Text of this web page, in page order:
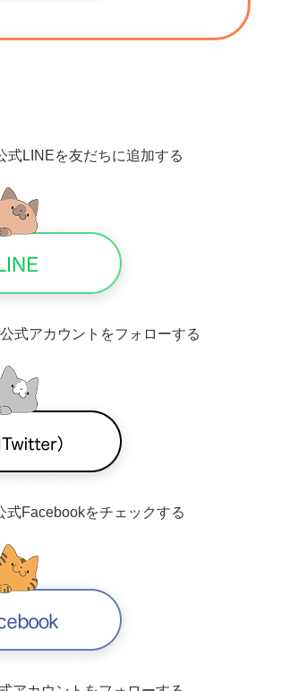
式LINEを友だちに追加する
式アカウントをフォローする
式Facebookをチェックする